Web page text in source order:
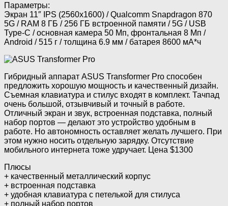
Параметры:
Экран 11″ IPS (2560х1600) / Qualcomm Snapdragon 870
5G / RAM 8 ГБ / 256 ГБ встроенной памяти / 5G / USB
Type-C / основная камера 50 Мп, фронтальная 8 Mп /
Android / 515 г / толщина 6.9 мм / батарея 8600 мА*ч
Гибридный аппарат ASUS Transformer Pro способен
предложить хорошую мощность и качественный дизайн.
Съемная клавиатура и стилус входят в комплект. Тачпад
очень большой, отзывчивый и точный в работе.
Отличный экран и звук, встроенная подставка, полный
набор портов — делают это устройство удобным в
работе. Но автономность оставляет желать лучшего. При
этом нужно носить отдельную зарядку. Отсутствие
мобильного интернета тоже удручает. Цена $1300
Плюсы
+ качественный металлический корпус
+ встроенная подставка
+ удобная клавиатура с петелькой для стилуса
+ полный набор портов